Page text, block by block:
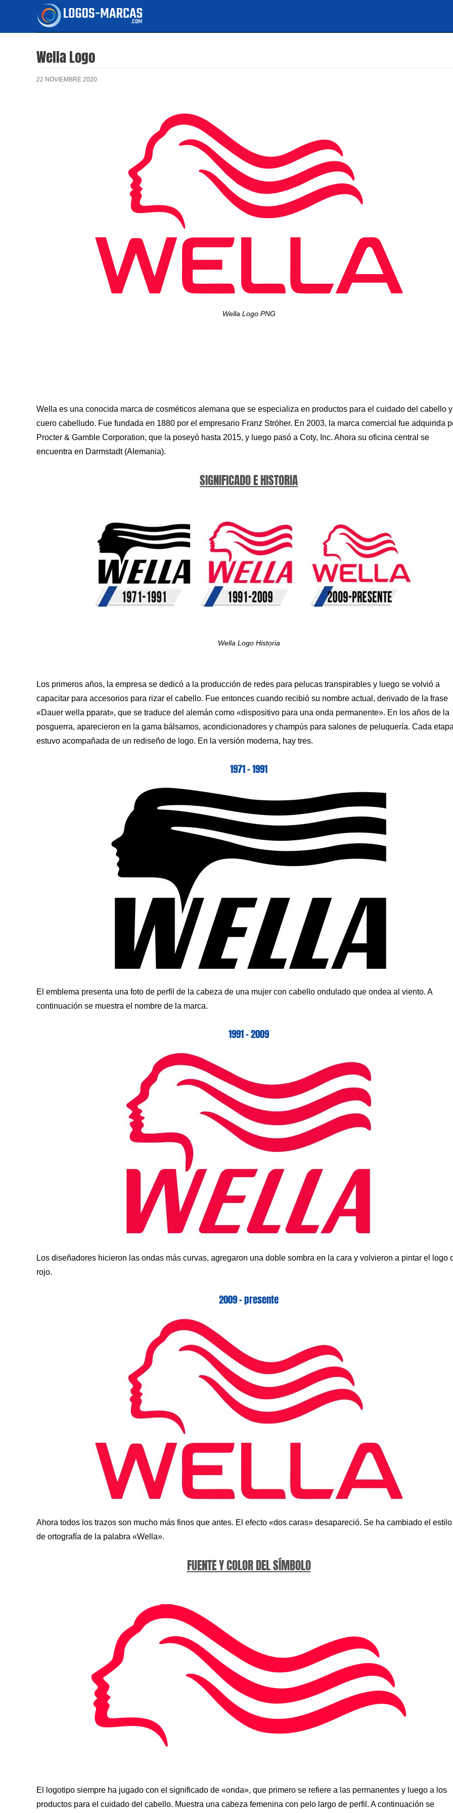
contenido
Wella Logo
22 NOVIEMBRE 2020
Wella Logo PNG
Wella es una conocida marca de cosméticos alemana que se especializa en productos para el cuidado del cabello
cuero cabelludo. Fue fundada en 1880 por el empresario Franz Ströher. En 2003, la marca comercial fue adquirida
Procter & Gamble Corporation, que la poseyó hasta 2015, y luego pasó a Coty, Inc. Ahora su oficina central se
encuentra en Darmstadt (Alemania).
SIGNIFICADO E HISTORIA
Wella Logo Historia
Los primeros años, la empresa se dedicó a la producción de redes para pelucas transpirables y luego se volvió a
capacitar para accesorios para rizar el cabello. Fue entonces cuando recibió su nombre actual, derivado de la frase
«Dauer wella pparat», que se traduce del alemán como «dispositivo para una onda permanente». En los años de la
posguerra, aparecieron en la gama bálsamos, acondicionadores y champús para salones de peluquería. Cada
estuvo acompañada de un rediseño de logo. En la versión moderna, hay tres.
1971 – 1991
El emblema presenta una foto de perfil de la cabeza de una mujer con cabello ondulado que ondea al viento. A
continuación se muestra el nombre de la marca.
1991 – 2009
Los diseñadores hicieron las ondas más curvas, agregaron una doble sombra en la cara y volvieron a pintar el logo
rojo.
2009 – presente
Ahora todos los trazos son mucho más finos que antes. El efecto «dos caras» desapareció. Se ha cambiado el estilo
de ortografía de la palabra «Wella».
FUENTE Y COLOR DEL SÍMBOLO
El logotipo siempre ha jugado con el significado de «onda», que primero se refiere a las permanentes y luego a los
productos para el cuidado del cabello. Muestra una cabeza femenina con pelo largo de perfil. A continuación se